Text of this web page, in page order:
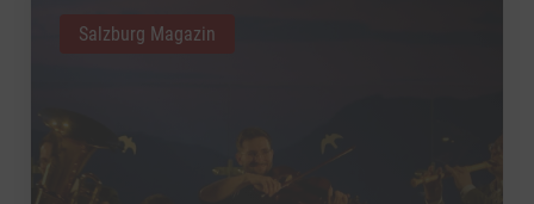
Salzburg Magazin